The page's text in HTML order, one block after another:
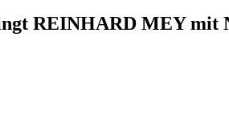
REINHARD MEY mit